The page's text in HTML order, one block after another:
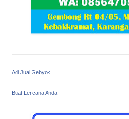
Adi Jual Gebyok
Buat Lencana Anda